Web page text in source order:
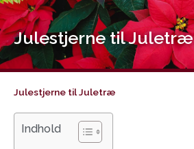
Gå
til
indholdet
Julestjerne til Juletræ
Julestjerne til Juletræ
Indhold